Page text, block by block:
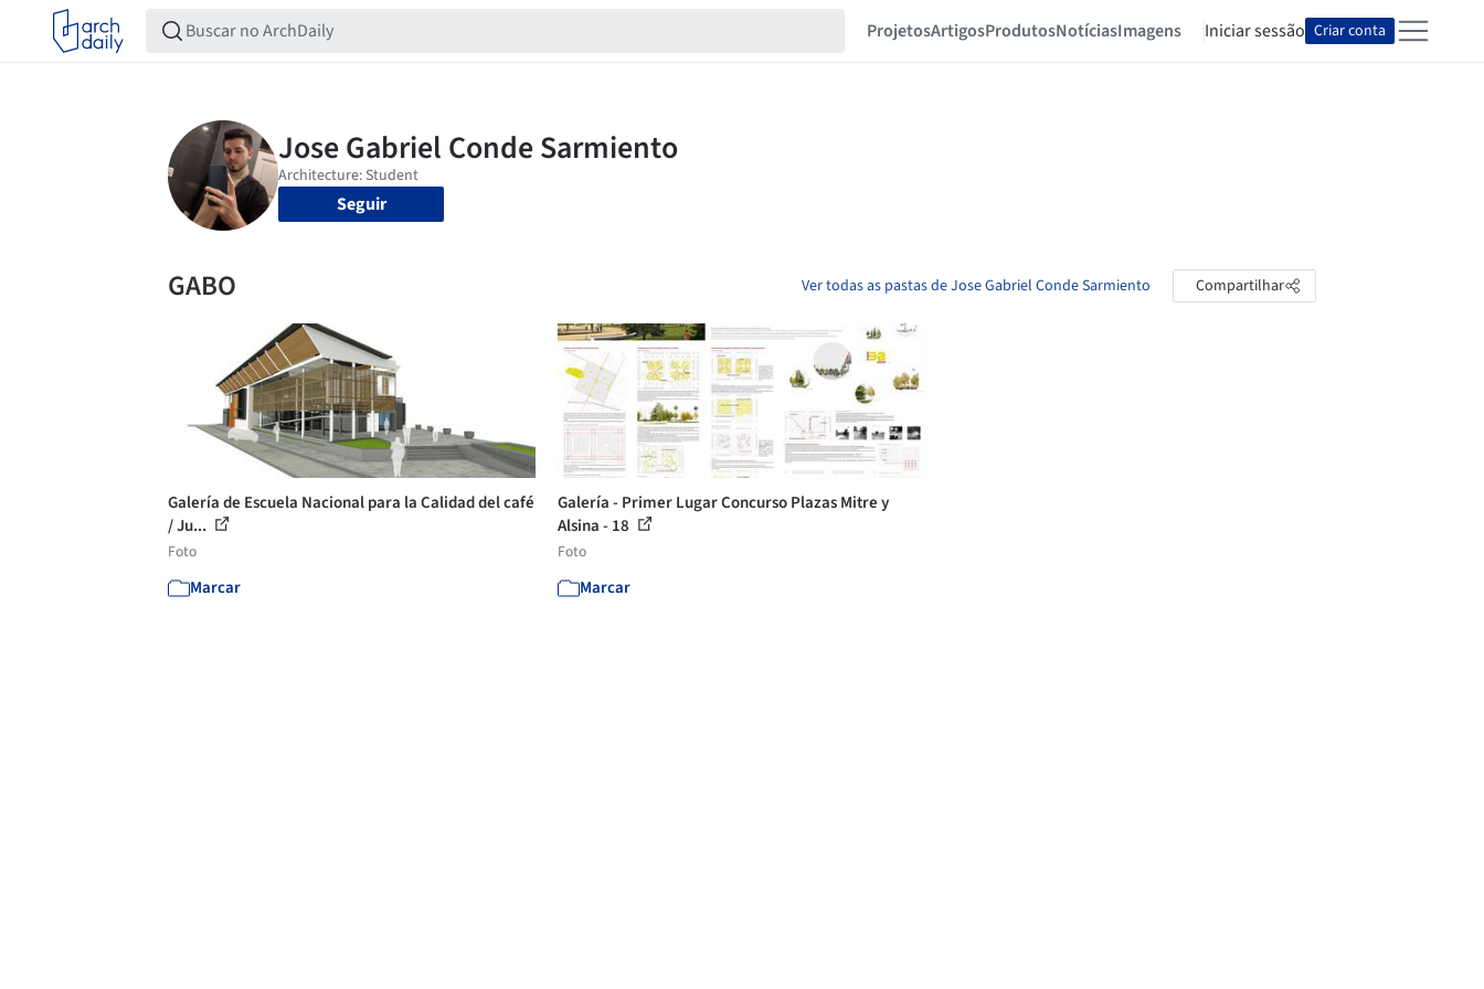
ProjetosArtigosProdutosNotíciasImagens Iniciar sessão Criar conta
Seguir
GABO Ver todas as pastas de Jose Gabriel Conde Sarmiento Compartilhar
Galería de Escuela Nacional para la Calidad del café
/ Ju...
Foto
Marcar
Galería - Primer Lugar Concurso Plazas Mitre y
Alsina - 18
Foto
Marcar